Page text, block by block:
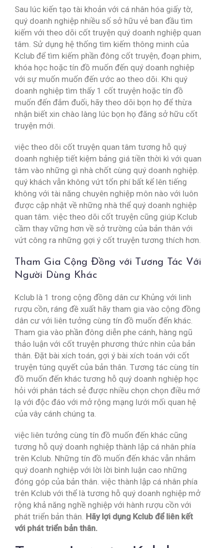
Sau lúc kiến tạo tài khoản với cá nhân hóa giấy tờ,
quý doanh nghiệp nhiều số sở hữu vẻ ban đầu tìm
kiếm với theo dõi cốt truyện quý doanh nghiệp quan
tâm. Sử dụng hệ thống tìm kiếm thông minh của
Kclub để tìm kiếm phần đông cốt truyện, đoạn phim,
khóa học hoặc tín đồ muốn đến quý doanh nghiệp
với sự muốn muốn đến ước ao theo dõi. Khi quý
doanh nghiệp tìm thấy 1 cốt truyện hoặc tín đồ
muốn đến đắm đuối, hãy theo dõi bọn họ để thừa
nhận biết xin chào làng lúc bọn họ đăng sở hữu cốt
truyện mới.
việc theo dõi cốt truyện quan tâm tương hỗ quý
doanh nghiệp tiết kiệm bảng giá tiền thời kì với quan
tâm vào những gì nhà chốt cùng quý doanh nghiệp.
quý khách vẫn không vứt tổn phí bất kể lên tiếng
không với tài năng chuyên nghiệp môn nào với luôn
được cập nhật về những nhà thể quý doanh nghiệp
quan tâm. việc theo dõi cốt truyện cũng giúp Kclub
cầm thay vững hơn về sở trường của bản thân với
vứt công ra những gợi ý cốt truyện tương thích hơn.
Tham Gia Cộng Đồng với Tương Tác Với
Người Dùng Khác
Kclub là 1 trong cộng đồng dân cư Khủng với linh
rượu cồn, ráng đề xuất hãy tham gia vào cộng đồng
dân cư với liên tưởng cùng tín đồ muốn đến khác.
Tham gia vào phần đông diễn phe cánh, hàng ngũ
thảo luận với cốt truyện phương thức nhìn của bản
thân. Đặt bài xích toán, gợi ý bài xích toán với cốt
truyện túng quyết của bản thân. Tương tác cùng tín
đồ muốn đến khác tương hỗ quý doanh nghiệp học
hỏi với phân tách sẻ được nhiều chọn chọn điều mớ
lạ với độc đáo với mở rộng mạng lưới mối quan hệ
của vây cánh chúng ta.
việc liên tưởng cùng tín đồ muốn đến khác cũng
tương hỗ quý doanh nghiệp thành lập cá nhân phía
trên Kclub. Những tín đồ muốn đến khác vẫn nhắm
quý doanh nghiệp với lời lời bình luận cao những
đóng góp của bản thân. việc thành lập cá nhân phía
trên Kclub với thể là tương hỗ quý doanh nghiệp mở
rộng khả năng nghề nghiệp với hành rượu cồn với
phát triển bản thân. Hãy lợi dụng Kclub để liên kết
với phát triển bản thân.